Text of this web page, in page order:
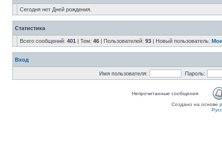
Сегодня нет Дней рождения.
Статистика
Всего сообщений: 401 | Тем: 46 | Пользователей: 93 | Новый пользователь:
Вход
Имя пользователя: Пароль:
Непрочитанные сообщения
Создано на основе